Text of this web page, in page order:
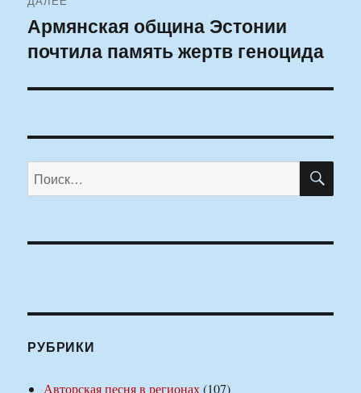
Следующая
запись:
Армянская община Эстонии
почтила память жертв геноцида
Искать:
РУБРИКИ
Авторская песня в регионах(107)